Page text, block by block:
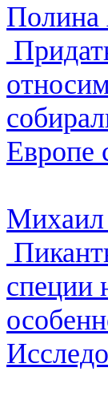
Полина
Европе
Михаил
специи